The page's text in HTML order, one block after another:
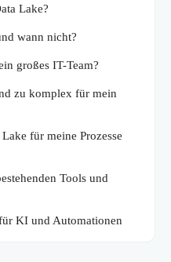
Lake?
wann nicht?
großes IT-Team?
zu komplex für mein
für meine Prozesse
Tools und
KI und Automationen